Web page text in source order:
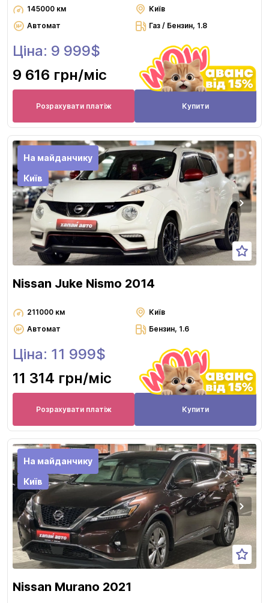
145000 км
Київ
Автомат
Газ / Бензин, 1.8
Ціна: 9 999$
9 616 грн/міс
Розрахувати платіж Купити
На майданчику
Київ
Nissan Juke Nismo 2014
211000 км
Київ
Автомат
Бензин, 1.6
Ціна: 11 999$
11 314 грн/міс
Розрахувати платіж Купити
На майданчику
Київ
Nissan Murano 2021